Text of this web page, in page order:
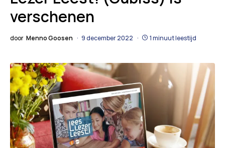
verschenen
door Menno Goosen 9 december 2022 1 minuut leestijd